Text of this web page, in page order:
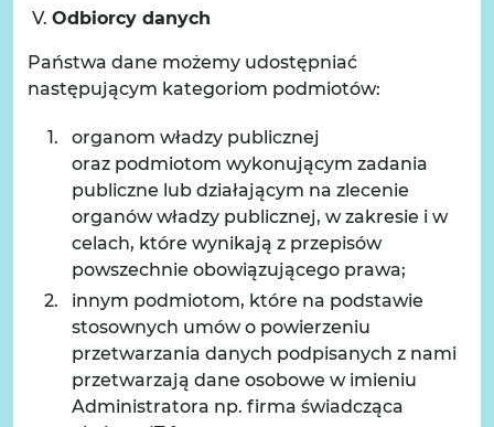
V. Odbiorcy danych
Państwa dane możemy udostępniać
następującym kategoriom podmiotów:
organom władzy publicznej
oraz podmiotom wykonującym zadania
publiczne lub działającym na zlecenie
organów władzy publicznej, w zakresie i w
celach, które wynikają z przepisów
powszechnie obowiązującego prawa;
innym podmiotom, które na podstawie
stosownych umów o powierzeniu
przetwarzania danych podpisanych z nami
przetwarzają dane osobowe w imieniu
Administratora np. firma świadcząca